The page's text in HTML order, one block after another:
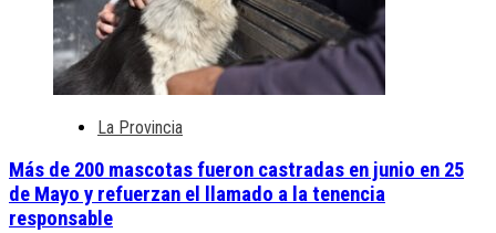
La Provincia
Más de 200 mascotas fueron castradas en junio en 25
de Mayo y refuerzan el llamado a la tenencia
responsable